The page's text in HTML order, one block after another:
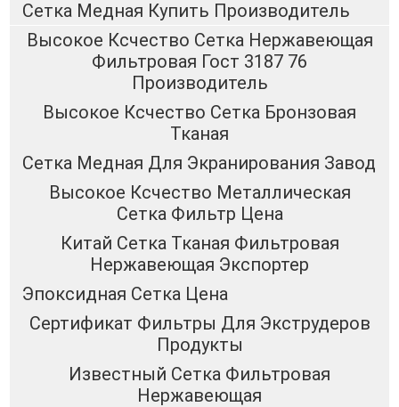
Сетка Медная Купить Производитель
Высокое Ксчество Сетка Нержавеющая
Фильтровая Гост 3187 76
Производитель
Высокое Ксчество Сетка Бронзовая
Тканая
Сетка Медная Для Экранирования Завод
Высокое Ксчество Металлическая
Сетка Фильтр Цена
Китай Сетка Тканая Фильтровая
Нержавеющая Экспортер
Эпоксидная Сетка Цена
Сертификат Фильтры Для Экструдеров
Продукты
Известный Сетка Фильтровая
Нержавеющая